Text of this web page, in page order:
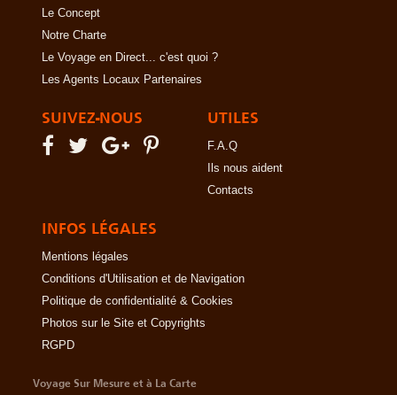
Le Concept
Notre Charte
Le Voyage en Direct... c'est quoi ?
Les Agents Locaux Partenaires
SUIVEZ-NOUS UTILES
F.A.Q
Ils nous aident
Contacts
INFOS LÉGALES
Mentions légales
Conditions d'Utilisation et de Navigation
Politique de confidentialité & Cookies
Photos sur le Site et Copyrights
RGPD
Voyage Sur Mesure et à La Carte